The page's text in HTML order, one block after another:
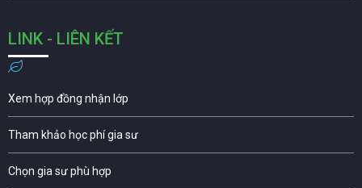
LINK - LIÊN KẾT
Xem hợp đồng nhận lớp
Tham khảo học phí gia sư
Chọn gia sư phù hợp